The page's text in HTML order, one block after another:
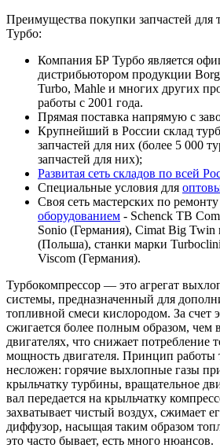
Преимущества покупки запчастей
Турбо:
Компания БР Турбо является
дистрибьютором продукции
Turbo, Mahle и многих других
работы с 2001 года.
Прямая поставка напрямую с
Крупнейший в России склад
запчастей для них (более 5 000
запчастей для них);
Развитая сеть складов по всей
Специальные условия для
Своя сеть мастерских по
оборудованием - Schenck TB
Sonio (Германия), Cimat Big Twin
(Польша), станки марки
Viscom (Германия).
Турбокомпрессор — это агрегат
системы, предназначенный для
топливной смеси кислородом. За счет
сжигается более полным образом, чем
двигателях, что снижает потребление
мощность двигателя. Принцип работы
несложен: горячие выхлопные газы
крыльчатку турбины, вращательное
вал передается на крыльчатку
захватывает чистый воздух, сжимает
диффузор, насыщая таким образом
это часто бывает, есть много нюансов.